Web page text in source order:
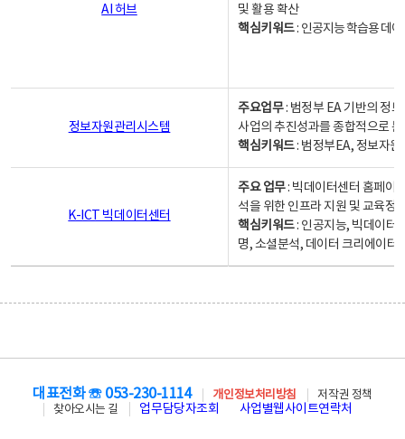
AI 허브
및 활용 확산
핵심키워드: 인공지능 학습용 데
정보자원관리시스템
주요업무: 범정부 EA 기반의 정
사업의 추진성과를 종합적으로
핵심키워드: 범정부EA, 정보자
K-ICT 빅데이터센터
주요 업무: 빅데이터센터 홈페이
석을 위한 인프라 지원 및 교육정
핵심키워드: 인공지능, 빅데이터,
명, 소셜분석, 데이터 크리에이터
대표전화 ☏ 053-230-1114 개인정보처리방침
저작권 정책
찾아오시는 길
업무담당자조회 사업별웹사이트연락처